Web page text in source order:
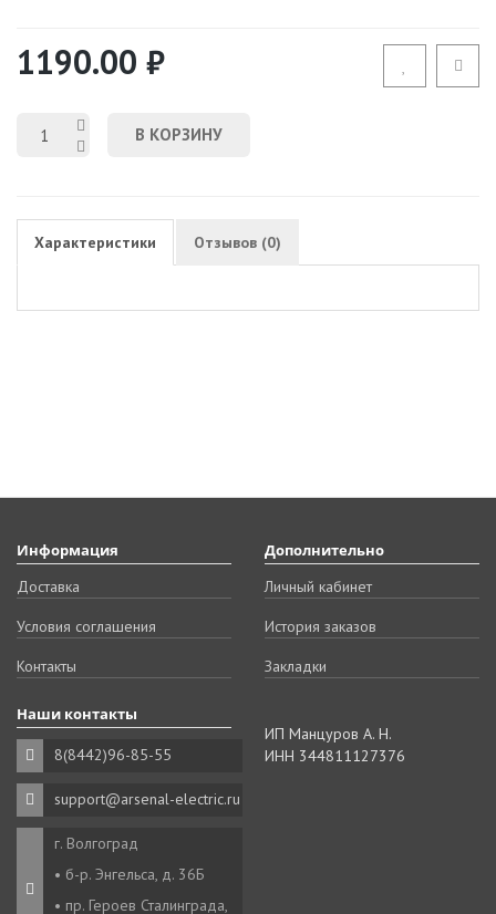
1190.00 ₽
В КОРЗИНУ
Характеристики Отзывов (0)
Информация
Доставка
Условия соглашения
Контакты
Дополнительно
Личный кабинет
История заказов
Закладки
Наши контакты
8(8442)96-85-55
support@arsenal-electric.ru
г. Волгоград
• б-р. Энгельса, д. 36Б
• пр. Героев Сталинграда,
ИП Манцуров А. Н.
ИНН 344811127376